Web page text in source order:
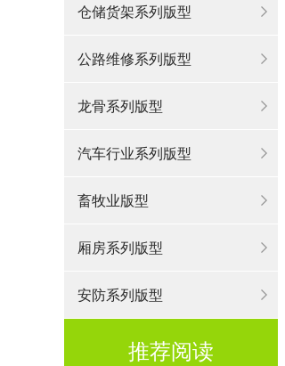
仓储货架系列版型
公路维修系列版型
龙骨系列版型
汽车行业系列版型
畜牧业版型
厢房系列版型
安防系列版型
推荐阅读